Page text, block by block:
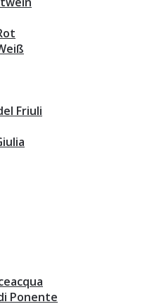
Friuli
Ponente